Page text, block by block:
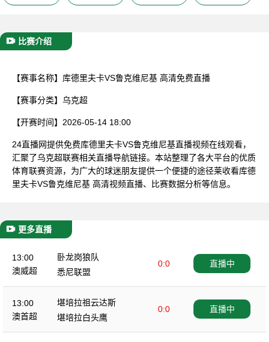
比赛介绍
【赛事名称】 库德里夫卡VS鲁克维尼基 高清免费直播
【赛事分类】 乌克超
【开赛时间】 2026-05-14 18:00
24直播网提供免费库德里夫卡VS鲁克维尼基直播视频在线观看，
汇聚了乌克超联赛相关直播导航链接。本站整理了各大平台的优质
体育联赛资源，为广大的球迷朋友提供一个便捷的途径莱收看库德
里夫卡VS鲁克维尼基 高清视频直播、比赛数据分析等信息。
更多直播
13:00
澳威超
卧龙岗狼队
0:0
悉尼联盟
直播中
13:00
澳首超
堪培拉祖云达斯
0:0
堪培拉白头鹰
直播中